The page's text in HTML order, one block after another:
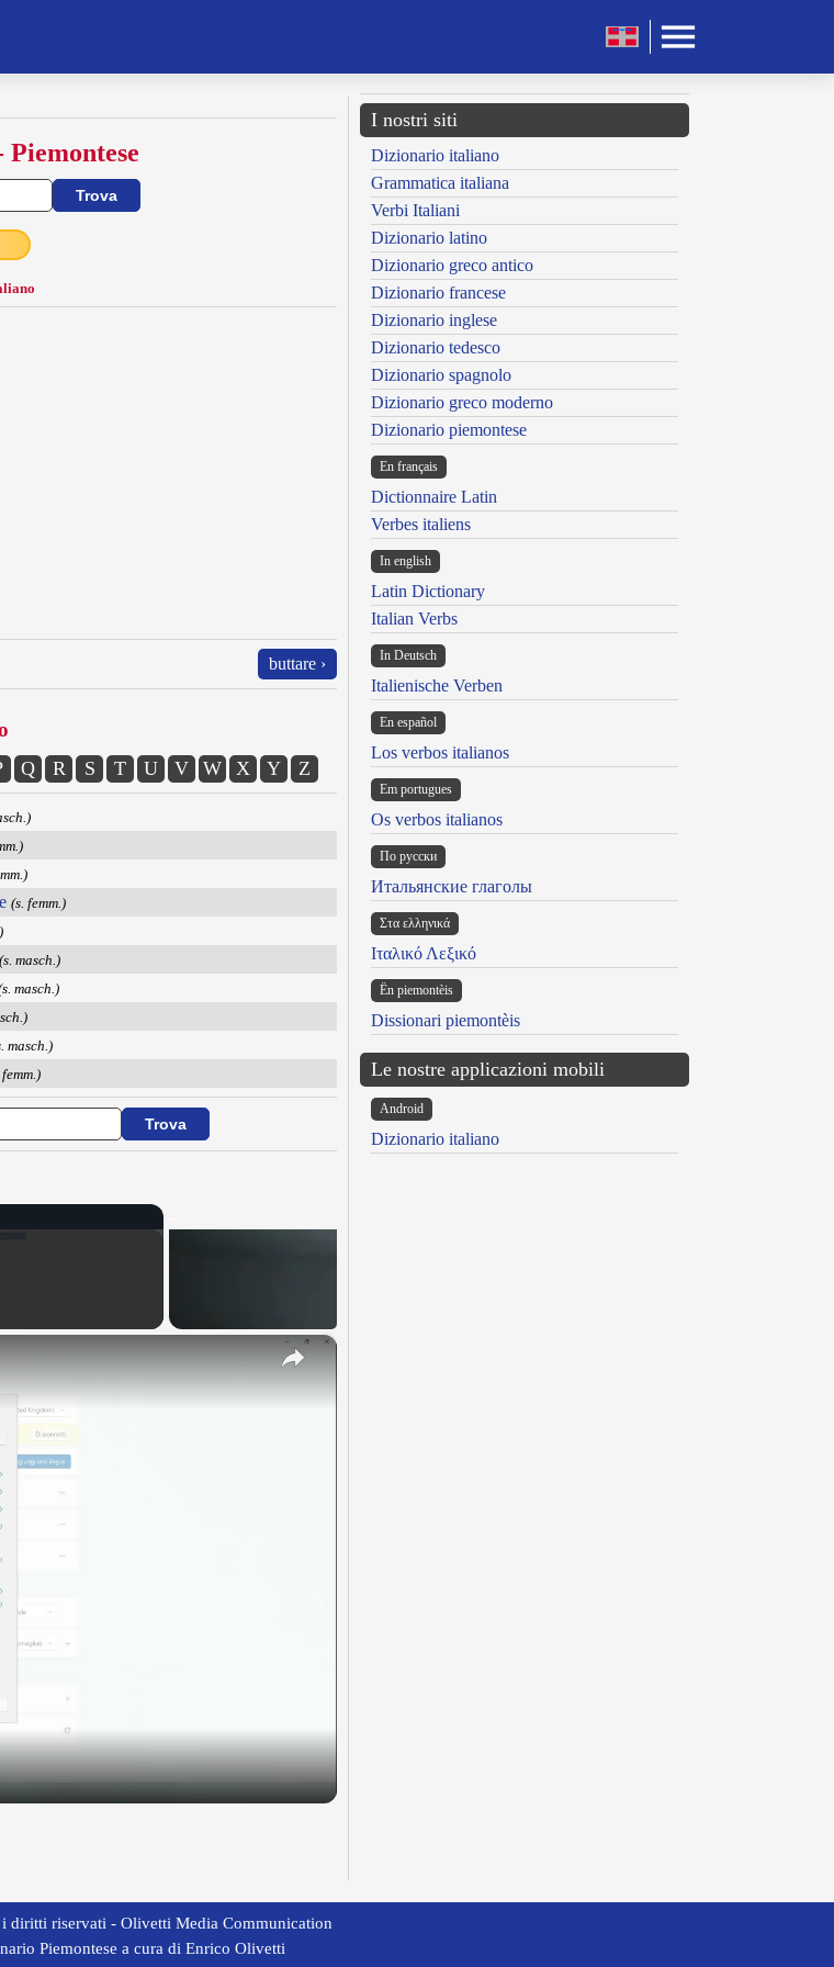
buttare ›
Q R S T U V W X Y Z
(s. femm.)
(s. masch.)
masch.)
masch.)
×
I nostri siti
Dizionario italiano
Grammatica italiana
Verbi Italiani
Dizionario latino
Dizionario greco antico
Dizionario francese
Dizionario inglese
Dizionario tedesco
Dizionario spagnolo
Dizionario greco moderno
Dizionario piemontese
En français
Dictionnaire Latin
Verbes italiens
In english
Latin Dictionary
Italian Verbs
In Deutsch
Italienische Verben
En español
Los verbos italianos
Em portugues
Os verbos italianos
По русски
Итальянские глаголы
Στα ελληνικά
Ιταλικό Λεξικό
Ën piemontèis
Dissionari piemontèis
Le nostre applicazioni mobili
Android
Dizionario italiano
diritti riservati - Olivetti Media Communication
Piemontese a cura di Enrico Olivetti